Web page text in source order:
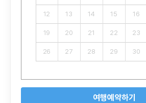
12 13 14 15 16
19 20 21 22 23
26 27 28 29 30
여행예약하기